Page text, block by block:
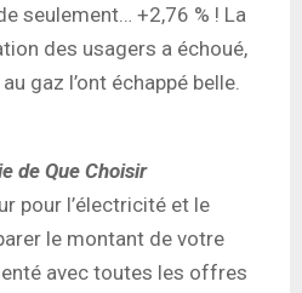
seulement… +2,76 % ! La
des usagers a échoué,
gaz l’ont échappé belle.
de Que Choisir
pour l’électricité et le
le montant de votre
avec toutes les offres